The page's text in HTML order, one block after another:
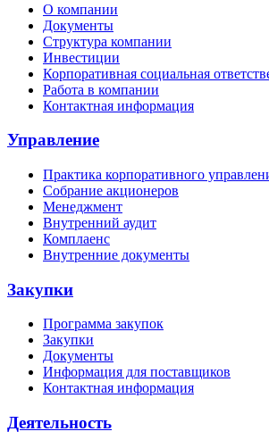
О компании
Документы
Структура компании
Инвестиции
Корпоративная социальная
Работа в компании
Контактная информация
Управление
Практика корпоративного
Собрание акционеров
Менеджмент
Внутренний аудит
Комплаенс
Внутренние документы
Закупки
Программа закупок
Закупки
Документы
Информация для поставщиков
Контактная информация
Деятельность